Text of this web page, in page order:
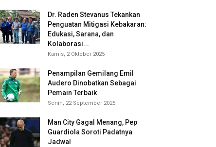
Dr. Raden Stevanus Tekankan
Penguatan Mitigasi Kebakaran:
Edukasi, Sarana, dan
Kolaborasi...
Kamis, 2 Oktober 2025
Penampilan Gemilang Emil
Audero Dinobatkan Sebagai
Pemain Terbaik
Senin, 22 September 2025
Man City Gagal Menang, Pep
Guardiola Soroti Padatnya
Jadwal